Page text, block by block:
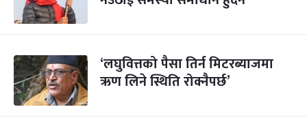
‘लघुवित्तको पैसा तिर्न मिटरब्याजमा
ऋण लिने स्थिति रोक्नैपर्छ’